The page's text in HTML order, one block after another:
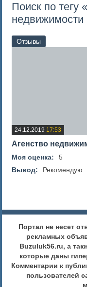
Поиск по тегу
недвижимости
Отзывы
24.12.2019 17:53
Агенство
Моя оценка:
5
Вывод:
Рекомендую
Портал не несет
рекламных
Buzuluk56.ru, а
которые даны
Комментарии к
пользователей